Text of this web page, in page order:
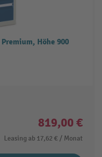
819,00 €
Leasing ab 17,62 € / Monat